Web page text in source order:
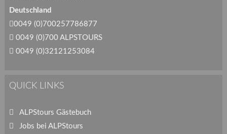
Deutschland
0049 (0)700257786877
0049 (0)700 ALPSTOURS
0049 (0)32121253084
QUICK LINKS
ALPStours Gästebuch
Jobs bei ALPStours